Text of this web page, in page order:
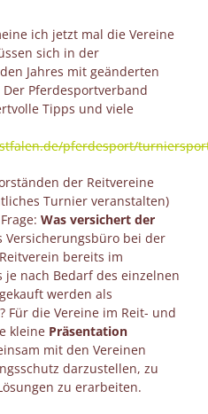
ich jetzt mal die Vereine
sich in der
Jahres mit geänderten
Pferdesportverband
Tipps und viele
pferdesport/
der Reitvereine
Turnier veranstalten)
Was versichert der
Versicherungsbüro bei der
bereits im
je nach Bedarf des einzelnen
werden als
? Für die Vereine im Reit- und
kleine Präsentation
mit den Vereinen
darzustellen, zu
zu erarbeiten.